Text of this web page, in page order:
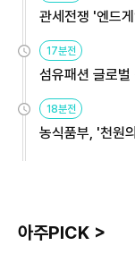
관세전쟁 '엔드
용해야
17분전
섬유패션 글로
원
18분전
농식품부, '천원
아주PICK >